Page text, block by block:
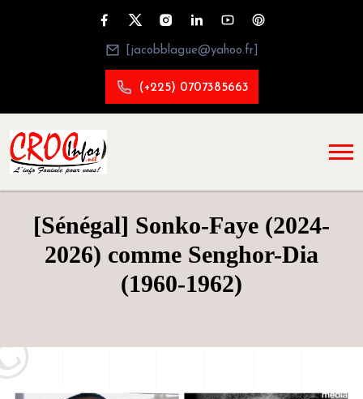
[jacobblague@yahoo.fr]
(+225) 0707385663
[Sénégal] Sonko-Faye (2024-
2026) comme Senghor-Dia
(1960-1962)